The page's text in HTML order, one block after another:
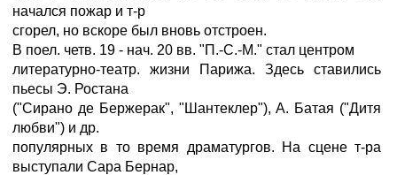
начался пожар и т-р
сгорел, но вскоре был вновь отстроен.
В поел. четв. 19 - нач. 20 вв. "П.-С.-М." стал центром
литературно-театр. жизни Парижа. Здесь ставились
пьесы Э. Ростана
("Сирано де Бержерак", "Шантеклер"), А. Батая ("Дитя
любви") и др.
популярных в то время драматургов. На сцене т-ра
выступали Сара Бернар,